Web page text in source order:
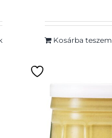
Kosárba teszem